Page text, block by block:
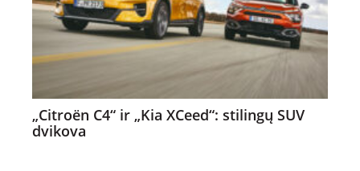
„Citroën C4“ ir „Kia XCeed“: stilingų SUV
dvikova